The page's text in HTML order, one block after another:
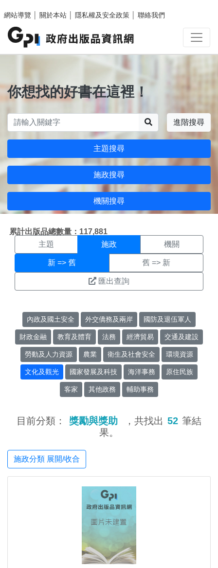
網站導覽
關於本站 隱私權及安全政策 聯絡我們
你想找的好書在這裡！
進階搜尋
主題搜尋
施政搜尋
機關搜尋
累計出版品總數量：117,881
施政搜尋結果頁面
主題 施政 機關
新 => 舊 舊 => 新
匯出查詢
內政及國土安全 外交僑務及兩岸 國防及退伍軍人
財政金融 教育及體育 法務 經濟貿易 交通及建設
勞動及人力資源 農業 衛生及社會安全 環境資源
文化及觀光 國家發展及科技 海洋事務 原住民族
客家 其他政務 輔助事務
目前分類： 獎勵與獎助 ，共找出 52 筆結
果。
施政分類 展開/收合